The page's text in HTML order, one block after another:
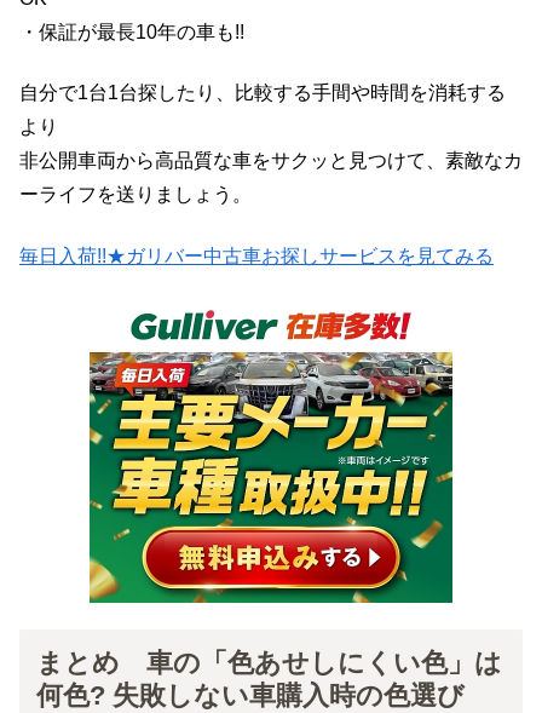
・保証が最長10年の車も!!
自分で1台1台探したり、比較する手間や時間を消耗する
より
非公開車両から高品質な車をサクッと見つけて、素敵なカ
ーライフを送りましょう。
毎日入荷!!★ガリバー中古車お探しサービスを見てみる
まとめ 車の「色あせしにくい色」は
何色? 失敗しない車購入時の色選び